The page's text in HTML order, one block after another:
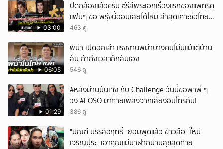
03:00
ปิดกล้องแล้วครับ ซีรีส์พระเอกเรื่องแรกของแพทริค
แฟนๆ ขอ พรุ่งนี้ออนเลยได้ไหม ล่าสุดเคาะชื่อไทย
แล้ว
463 ดู
06:05
พม่า เปิดอกเล่า แรงงานพม่าบางคนไม่มีแม้แต่บ้าน
ลั่น ถ้าถึงเวลาก็กลับเอง
546 ดู
01:29
#หลังม่านบันเทิง กับ Challenge วันนี้ขอพาพี่ ๆ
วง #LOSO มาทายเพลงจากเสียงอินโทรกัน!
386 ดู
"บิณฑ์ บรรลือฤทธิ์" ยอมพูดแล้ว ข่าวลือ "ใหม่
เจริญปุระ" เอาคุณแม่มาฝากบ้านสุขสุดท้าย